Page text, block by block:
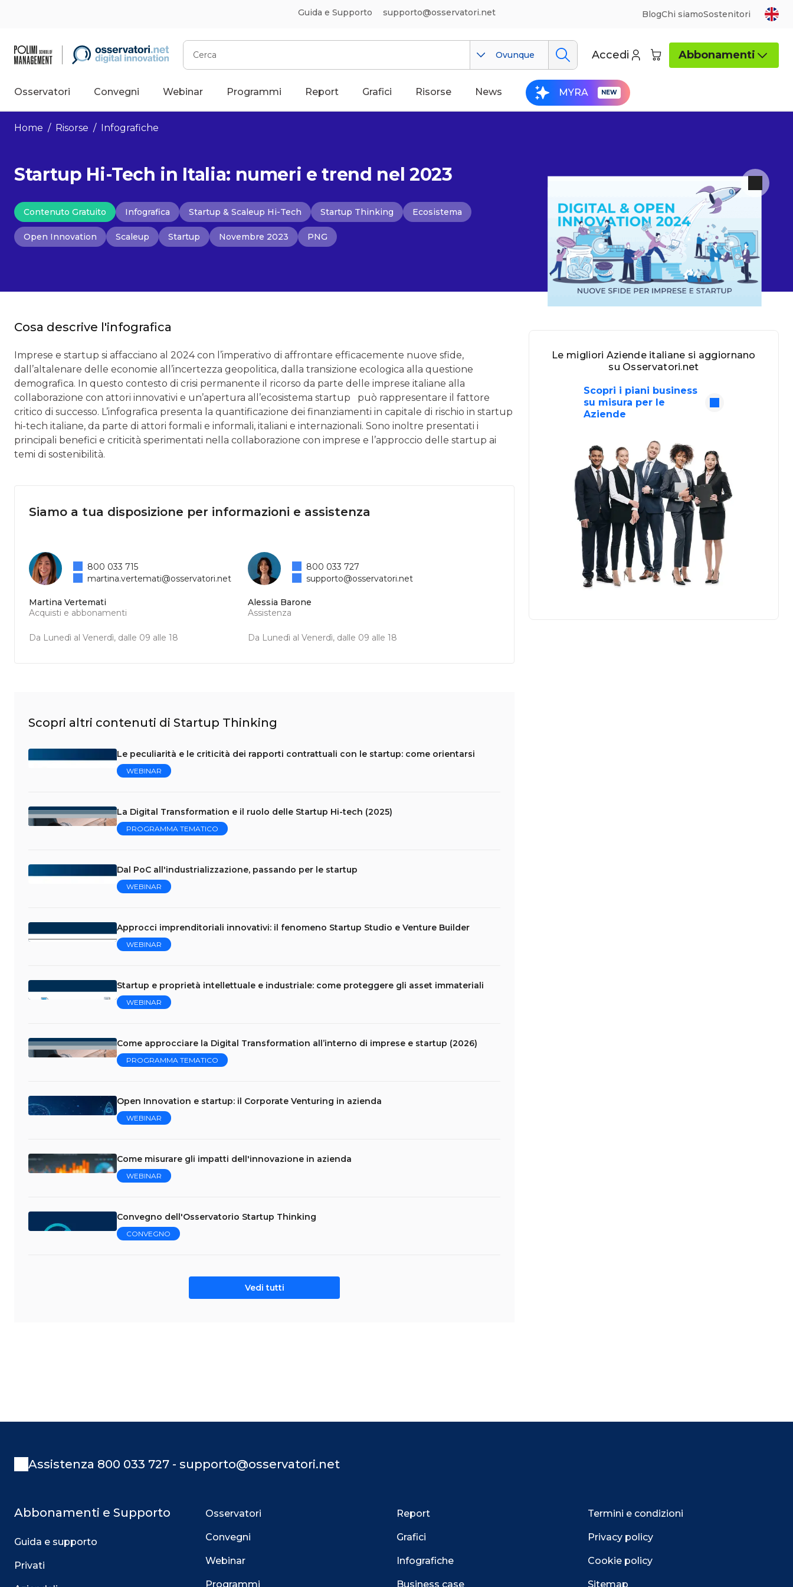
Guida e Supporto supporto@osservatori.net BlogChi siamoSostenitori
Cerca
Ovunque Accedi Abbonamenti
Osservatori Convegni Webinar Programmi Report Grafici Risorse News MYRA
Home / Risorse / Infografiche
Startup Hi-Tech in Italia: numeri e trend nel 2023
Contenuto Gratuito Infografica Startup & Scaleup Hi-Tech Startup Thinking Ecosistema
Open Innovation Scaleup Startup Novembre 2023 PNG
Cosa descrive l'infografica
Imprese e startup si affacciano al 2024 con l’imperativo di affrontare efficacemente nuove sfide,
dall’altalenare delle economie all’incertezza geopolitica, dalla transizione ecologica alla questione
demografica. In questo contesto di crisi permanente il ricorso da parte delle imprese italiane alla
collaborazione con attori innovativi e un’apertura all’ecosistema startup può rappresentare il fattore
critico di successo. L’infografica presenta la quantificazione dei finanziamenti in capitale di rischio in startup
hi-tech italiane, da parte di attori formali e informali, italiani e internazionali. Sono inoltre presentati i
principali benefici e criticità sperimentati nella collaborazione con imprese e l’approccio delle startup ai
temi di sostenibilità.
Siamo a tua disposizione per informazioni e assistenza
Martina Vertemati
Acquisti e abbonamenti
Da Lunedì al Venerdì, dalle 09 alle 18
800 033 715
martina.vertemati@osservatori.net
Alessia Barone
Assistenza
Da Lunedì al Venerdì, dalle 09 alle 18
800 033 727
supporto@osservatori.net
Scopri altri contenuti di Startup Thinking
Le peculiarità e le criticità dei rapporti contrattuali con le startup: come orientarsi
WEBINAR
La Digital Transformation e il ruolo delle Startup Hi-tech (2025)
PROGRAMMA TEMATICO
Dal PoC all'industrializzazione, passando per le startup
WEBINAR
Approcci imprenditoriali innovativi: il fenomeno Startup Studio e Venture Builder
WEBINAR
Startup e proprietà intellettuale e industriale: come proteggere gli asset immateriali
WEBINAR
Come approcciare la Digital Transformation all’interno di imprese e startup (2026)
PROGRAMMA TEMATICO
Open Innovation e startup: il Corporate Venturing in azienda
WEBINAR
Come misurare gli impatti dell'innovazione in azienda
WEBINAR
Convegno dell'Osservatorio Startup Thinking
CONVEGNO
Vedi tutti
Le migliori Aziende italiane si aggiornano
su Osservatori.net
Scopri i piani business
su misura per le
Aziende
Assistenza 800 033 727 - supporto@osservatori.net
Abbonamenti e Supporto
Guida e supporto
Privati
Osservatori
Convegni
Webinar
Programmi
Report
Grafici
Infografiche
Business case
Termini e condizioni
Privacy policy
Cookie policy
Sitemap